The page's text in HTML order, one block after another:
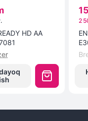
.
HD AA
2